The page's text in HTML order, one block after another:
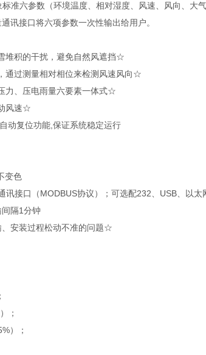
准六参数（环境温度、相对湿度、风速、风向、
讯接口将六项参数一次性输出给用户。
堆积的干扰，避免自然风遮挡☆
通过测量相对相位来检测风速风向☆
力、压电雨量六要素一体式☆
风速☆
动复位功能,保证系统稳定运行
变色
讯接口（MODBUS协议）；可选配232、USB、以
隔1分钟
安装过程松动不准的问题☆
；
）；